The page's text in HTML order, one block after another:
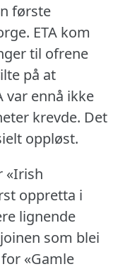
første
ETA kom
til ofrene
på at
var ennå ikke
krevde. Det
oppløst.
«Irish
oppretta i
lignende
som blei
«Gamle